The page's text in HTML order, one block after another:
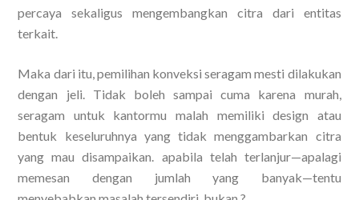
percaya sekaligus mengembangkan citra dari entitas
terkait.
Maka dari itu, pemilihan konveksi seragam mesti dilakukan
dengan jeli. Tidak boleh sampai cuma karena murah,
seragam untuk kantormu malah memiliki design atau
bentuk keseluruhnya yang tidak menggambarkan citra
yang mau disampaikan. apabila telah terlanjur—apalagi
memesan dengan jumlah yang banyak—tentu